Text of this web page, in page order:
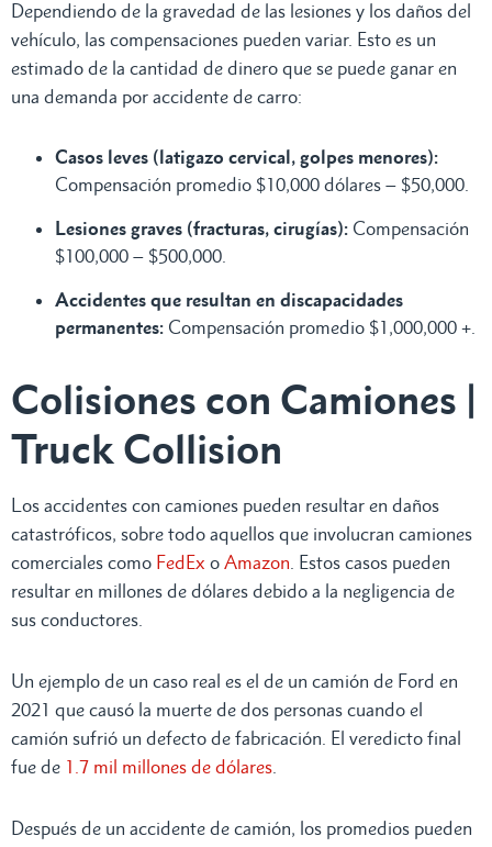
Dependiendo de la gravedad de las lesiones y los daños del
vehículo, las compensaciones pueden variar. Esto es un
estimado de la cantidad de dinero que se puede ganar en
una demanda por accidente de carro:
Casos leves (latigazo cervical, golpes menores):
Compensación promedio $10,000 dólares – $50,000.
Lesiones graves (fracturas, cirugías): Compensación
$100,000 – $500,000.
Accidentes que resultan en discapacidades
permanentes: Compensación promedio $1,000,000 +.
Colisiones con Camiones |
Truck Collision
Los accidentes con camiones pueden resultar en daños
catastróficos, sobre todo aquellos que involucran camiones
comerciales como FedEx o Amazon . Estos casos pueden
resultar en millones de dólares debido a la negligencia de
sus conductores.
Un ejemplo de un caso real es el de un camión de Ford en
2021 que causó la muerte de dos personas cuando el
camión sufrió un defecto de fabricación. El veredicto final
fue de 1.7 mil millones de dólares
Después de un accidente de camión, los promedios pueden